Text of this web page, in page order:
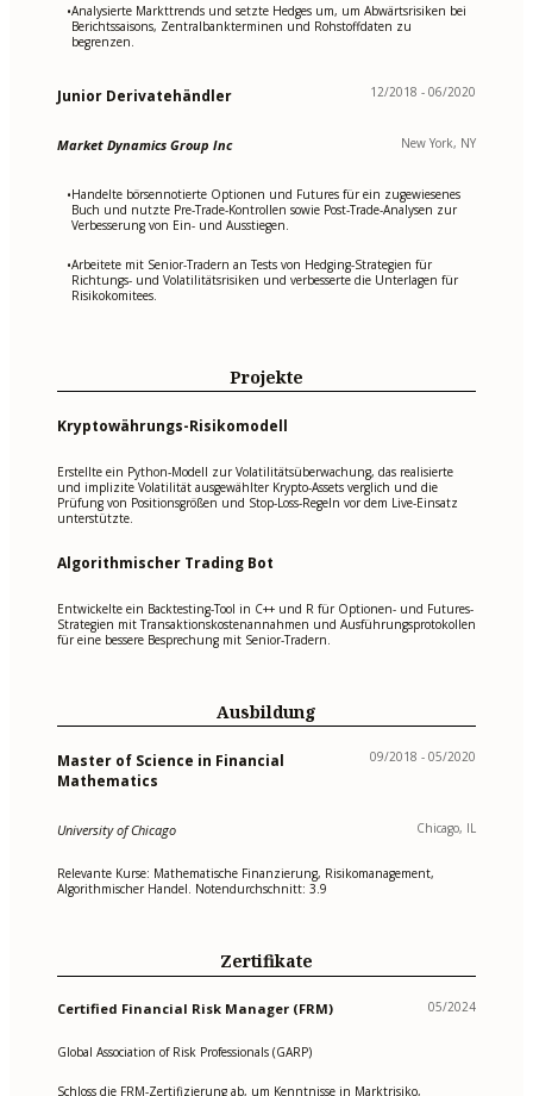
•Analysierte Markttrends und setzte Hedges um, um Abwärtsrisiken bei
Berichtssaisons, Zentralbankterminen und Rohstoffdaten zu
begrenzen.
Junior Derivatehändler 12/2018 - 06/2020
Market Dynamics Group Inc New York, NY
•Handelte börsennotierte Optionen und Futures für ein zugewiesenes
Buch und nutzte Pre-Trade-Kontrollen sowie Post-Trade-Analysen zur
Verbesserung von Ein- und Ausstiegen.
•Arbeitete mit Senior-Tradern an Tests von Hedging-Strategien für
Richtungs- und Volatilitätsrisiken und verbesserte die Unterlagen für
Risikokomitees.
Projekte
Kryptowährungs-Risikomodell
Erstellte ein Python-Modell zur Volatilitätsüberwachung, das realisierte
und implizite Volatilität ausgewählter Krypto-Assets verglich und die
Prüfung von Positionsgrößen und Stop-Loss-Regeln vor dem Live-Einsatz
unterstützte.
Algorithmischer Trading Bot
Entwickelte ein Backtesting-Tool in C++ und R für Optionen- und Futures-
Strategien mit Transaktionskostenannahmen und Ausführungsprotokollen
für eine bessere Besprechung mit Senior-Tradern.
Ausbildung
Master of Science in Financial
Mathematics
09/2018 - 05/2020
University of Chicago Chicago, IL
Relevante Kurse: Mathematische Finanzierung, Risikomanagement,
Algorithmischer Handel. Notendurchschnitt: 3.9
Zertifikate
Certified Financial Risk Manager (FRM) 05/2024
Global Association of Risk Professionals (GARP)
Schloss die FRM-Zertifizierung ab, um Kenntnisse in Marktrisiko,